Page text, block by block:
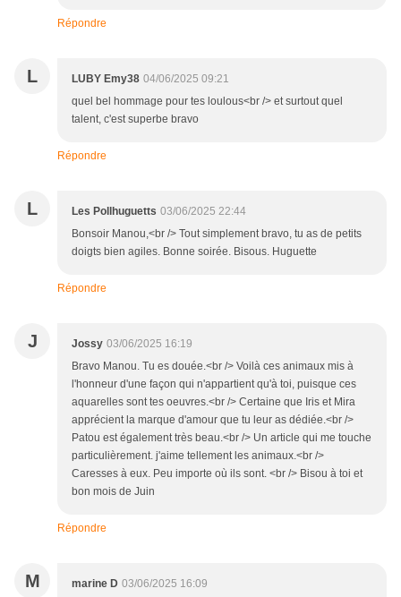
Répondre
L LUBY Emy38 04/06/2025 09:21
quel bel hommage pour tes loulous<br /> et surtout quel
talent, c'est superbe bravo
Répondre
L Les Pollhuguetts 03/06/2025 22:44
Bonsoir Manou,<br /> Tout simplement bravo, tu as de petits
doigts bien agiles. Bonne soirée. Bisous. Huguette
Répondre
J Jossy 03/06/2025 16:19
Bravo Manou. Tu es douée.<br /> Voilà ces animaux mis à
l'honneur d'une façon qui n'appartient qu'à toi, puisque ces
aquarelles sont tes oeuvres.<br /> Certaine que Iris et Mira
apprécient la marque d'amour que tu leur as dédiée.<br />
Patou est également très beau.<br /> Un article qui me touche
particulièrement. j'aime tellement les animaux.<br />
Caresses à eux. Peu importe où ils sont. <br /> Bisou à toi et
bon mois de Juin
Répondre
M marine D 03/06/2025 16:09